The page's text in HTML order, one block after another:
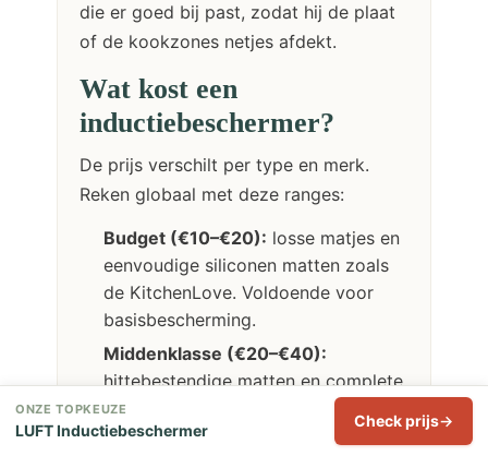
die er goed bij past, zodat hij de plaat
of de kookzones netjes afdekt.
Wat kost een
inductiebeschermer?
De prijs verschilt per type en merk.
Reken globaal met deze ranges:
Budget (€10–€20): losse matjes en
eenvoudige siliconen matten zoals
de KitchenLove. Voldoende voor
basisbescherming.
Middenklasse (€20–€40):
hittebestendige matten en complete
sets zoals de LUFT en NAZROM. Een
goede balans tussen prijs en
ONZE TOPKEUZE
LUFT Inductiebeschermer Check prijs